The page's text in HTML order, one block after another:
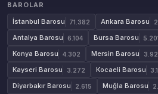
BAROLAR
İstanbul Barosu
71.382 Ankara Barosu
Antalya Barosu 6.104 Bursa Barosu
Konya Barosu 4.302 Mersin Barosu
Kayseri Barosu 3.272 Kocaeli Barosu
Diyarbakır Barosu 2.615 Muğla Barosu